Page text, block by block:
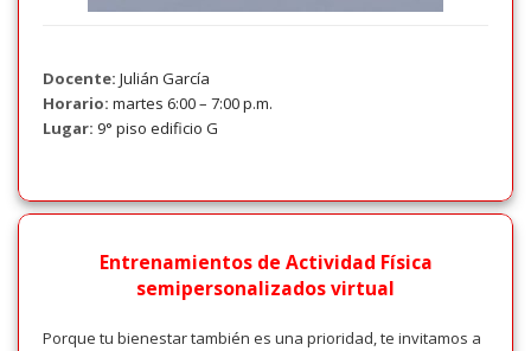
Docente: Julián García
Horario: martes 6:00 – 7:00 p.m.
Lugar: 9° piso edificio G
Entrenamientos de Actividad Física
semipersonalizados virtual
Porque tu bienestar también es una prioridad, te invitamos a